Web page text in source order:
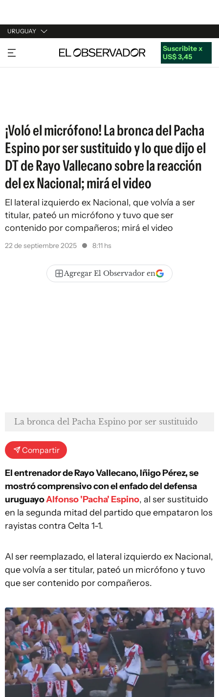
URUGUAY
URUGUAY
ARGENTINA
Suscribite x
US$ 3,45
¡Voló el micrófono! La bronca del Pacha
Espino por ser sustituido y lo que dijo el
DT de Rayo Vallecano sobre la reacción
del ex Nacional; mirá el video
El lateral izquierdo ex Nacional, que volvía a ser
titular, pateó un micrófono y tuvo que ser
contenido por compañeros; mirá el video
22 de septiembre 2025 8:11 hs
Agregar El Observador en
La bronca del Pacha Espino por ser sustituido
Compartir
El entrenador de Rayo Vallecano, Iñigo Pérez, se
mostró comprensivo con el enfado del defensa
uruguayoAlfonso 'Pacha' Espino, al ser sustituido
en la segunda mitad del partido que empataron los
rayistas contra Celta 1-1.
Al ser reemplazado, el lateral izquierdo ex Nacional,
que volvía a ser titular, pateó un micrófono y tuvo
que ser contenido por compañeros.